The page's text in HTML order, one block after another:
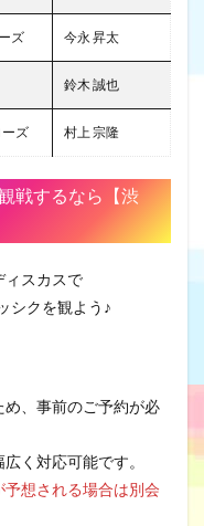
ズ 今永 昇太
鈴木 誠也
ズ 村上 宗隆
戦するなら【渋
ィスカスで
シクを観よう♪
め、事前のご予約が必
く対応可能です。
想される場合は別会